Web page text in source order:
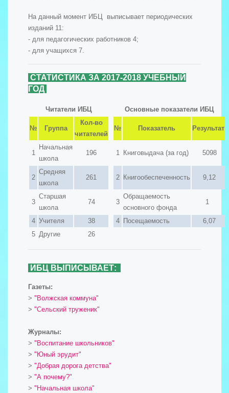
На данный момент ИБЦ выписывает периодических
изданий 11:
- для педагогических работников 4;
- для учащихся 7.
СТАТИСТИКА ЗА 2017-2018 УЧЕБНЫЙ
ГОД
Читатели ИБЦ Основные показатели ИБЦ
№ Группа
Кол-во
читателей
№ Показатель Результат
1
Начальная
школа
196 1 Книговыдача (за год) 5098
2
Средняя
школа
261 2 Книгообеспеченность 9,12
3
Старшая
школа
74 3
Обращаемость
основного фонда
1
4 Учителя 38 4 Посещаемость
6,07
5 Другие 26
ИБЦ ВЫПИСЫВАЕТ:
Газеты:
> "Волжская коммуна"
> "Сельский труженик"
Журналы:
> "Воспитание школьников"
> "Юный эрудит"
> "Добрая дорога детства"
> "А почему?"
> "Начальная школа"